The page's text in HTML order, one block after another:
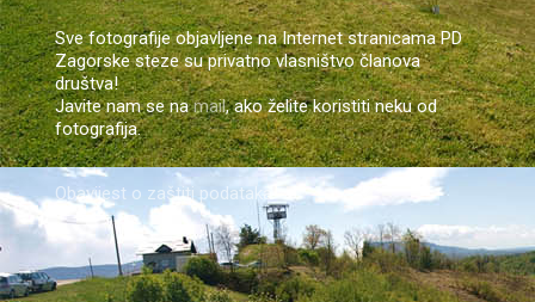
Sve fotografije objavljene na Internet stranicama PD
Zagorske steze su privatno vlasništvo članova
društva!
Javite nam se namail, ako želite koristiti neku od
fotografija.
Obavijest o zaštiti podataka